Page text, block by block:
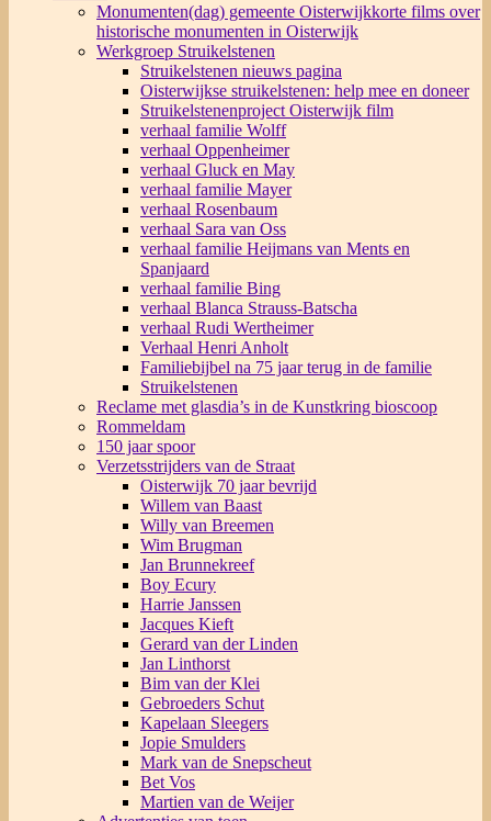
Monumenten(dag) gemeente Oisterwijkkorte films over
historische monumenten in Oisterwijk
Werkgroep Struikelstenen
Struikelstenen nieuws pagina
Oisterwijkse struikelstenen: help mee en doneer
Struikelstenenproject Oisterwijk film
verhaal familie Wolff
verhaal Oppenheimer
verhaal Gluck en May
verhaal familie Mayer
verhaal Rosenbaum
verhaal Sara van Oss
verhaal familie Heijmans van Ments en
Spanjaard
verhaal familie Bing
verhaal Blanca Strauss-Batscha
verhaal Rudi Wertheimer
Verhaal Henri Anholt
Familiebijbel na 75 jaar terug in de familie
Struikelstenen
Reclame met glasdia’s in de Kunstkring bioscoop
Rommeldam
150 jaar spoor
Verzetsstrijders van de Straat
Oisterwijk 70 jaar bevrijd
Willem van Baast
Willy van Breemen
Wim Brugman
Jan Brunnekreef
Boy Ecury
Harrie Janssen
Jacques Kieft
Gerard van der Linden
Jan Linthorst
Bim van der Klei
Gebroeders Schut
Kapelaan Sleegers
Jopie Smulders
Mark van de Snepscheut
Bet Vos
Martien van de Weijer